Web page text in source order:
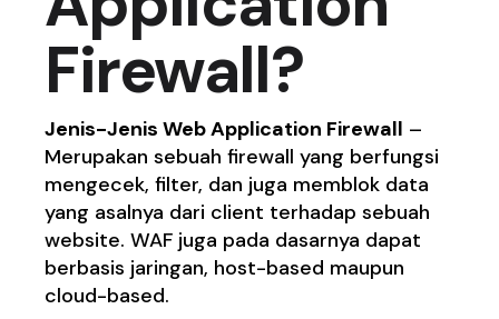
Firewall?
Jenis-Jenis Web Application Firewall –
Merupakan sebuah firewall yang berfungsi
mengecek, filter, dan juga memblok data
yang asalnya dari client terhadap sebuah
website. WAF juga pada dasarnya dapat
berbasis jaringan, host-based maupun
cloud-based.